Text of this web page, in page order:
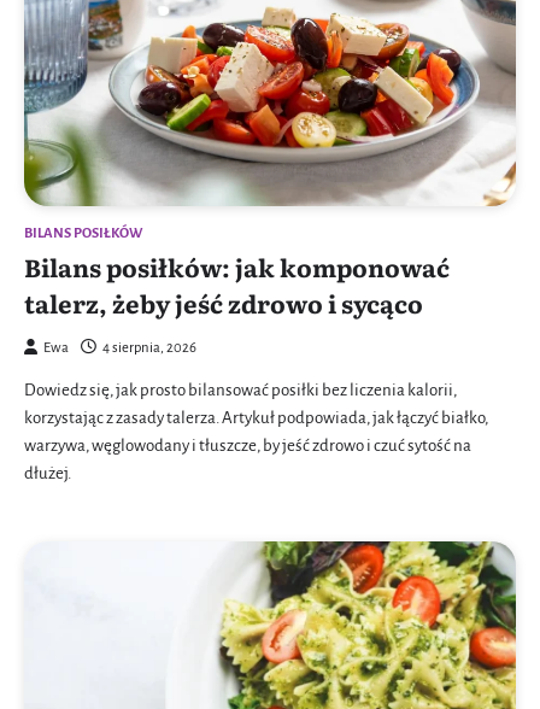
BILANS POSIŁKÓW
Bilans posiłków: jak komponować
talerz, żeby jeść zdrowo i sycąco
Ewa 4 sierpnia, 2026
Dowiedz się, jak prosto bilansować posiłki bez liczenia kalorii,
korzystając z zasady talerza. Artykuł podpowiada, jak łączyć białko,
warzywa, węglowodany i tłuszcze, by jeść zdrowo i czuć sytość na
dłużej.